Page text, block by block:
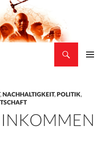
,NACHHALTIGKEIT,POLITIK,